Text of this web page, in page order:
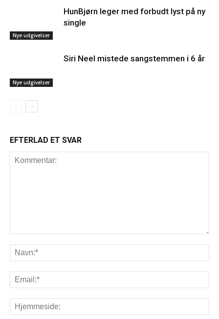
Nye udgivelser
HunBjørn leger med forbudt lyst på ny
single
Nye udgivelser
Siri Neel mistede sangstemmen i 6 år
EFTERLAD ET SVAR